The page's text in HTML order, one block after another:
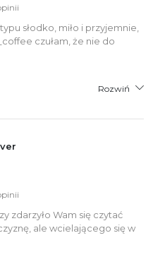
słodko, miło i przyjemnie,
czułam, że nie do
Rozwiń
zdarzyło Wam się czytać
ale wcielającego się w